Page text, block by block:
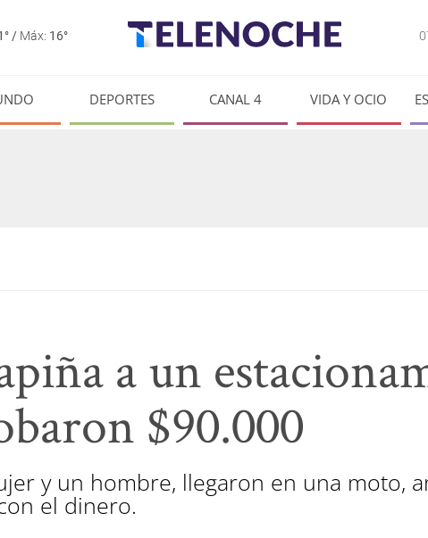
/ Máx: 16°
DEPORTES CANAL 4 VIDA Y OCIO
a un
$90.000
y un hombre, llegaron en una moto,
el dinero.